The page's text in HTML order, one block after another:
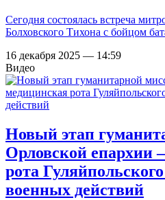
Сегодня состоялась встреча
Болховского Тихона с бойцом
16 декабря 2025 — 14:59
Видео
Новый этап
Орловской епархии
рота
военных действий